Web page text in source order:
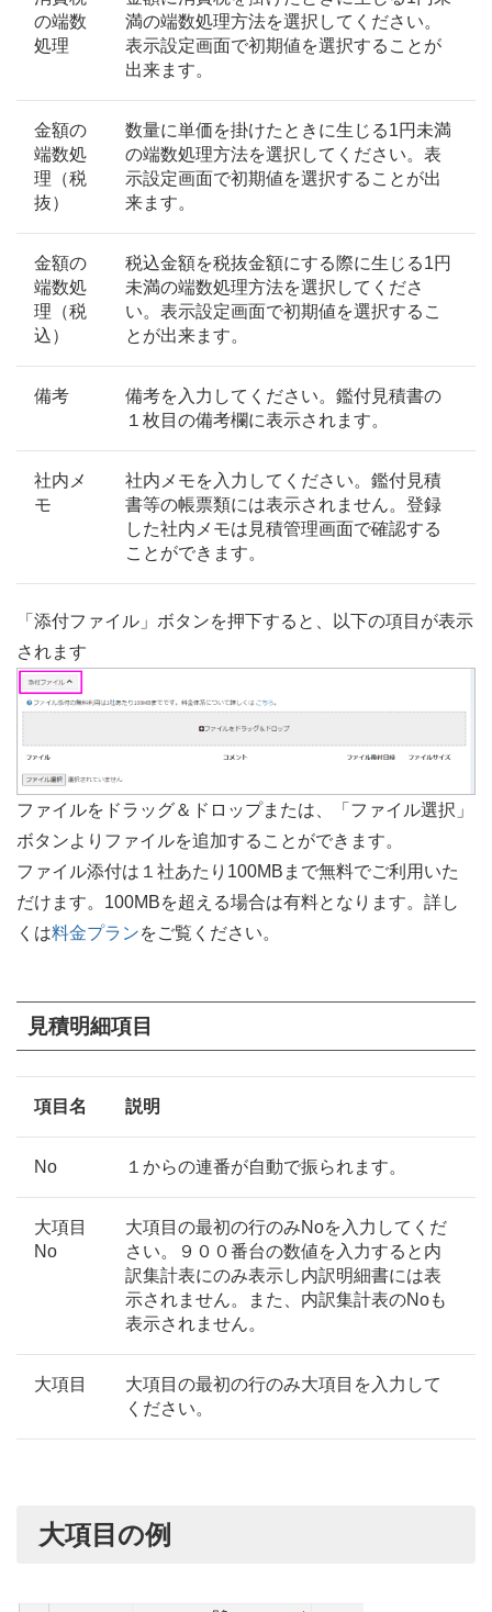
の端数
処理
満の端数処理方法を選択してください。
表示設定画面で初期値を選択することが
出来ます。
金額の
端数処
理（税
抜）
数量に単価を掛けたときに生じる1円未満
の端数処理方法を選択してください。表
示設定画面で初期値を選択することが出
来ます。
金額の
端数処
理（税
込）
税込金額を税抜金額にする際に生じる1円
未満の端数処理方法を選択してくださ
い。表示設定画面で初期値を選択するこ
とが出来ます。
備考
備考を入力してください。鑑付見積書の
１枚目の備考欄に表示されます。
社内メ
モ
社内メモを入力してください。鑑付見積
書等の帳票類には表示されません。登録
した社内メモは見積管理画面で確認する
ことができます。
「添付ファイル」ボタンを押下すると、以下の項目が表示
されます
ファイルをドラッグ＆ドロップまたは、「ファイル選択」
ボタンよりファイルを追加することができます。
ファイル添付は１社あたり100MBまで無料でご利用いた
だけます。100MBを超える場合は有料となります。詳し
くは料金プランをご覧ください。
見積明細項目
項目名 説明
No １からの連番が自動で振られます。
大項目
No
大項目の最初の行のみNoを入力してくだ
さい。９００番台の数値を入力すると内
訳集計表にのみ表示し内訳明細書には表
示されません。また、内訳集計表のNoも
表示されません。
大項目
大項目の最初の行のみ大項目を入力して
ください。
大項目の例